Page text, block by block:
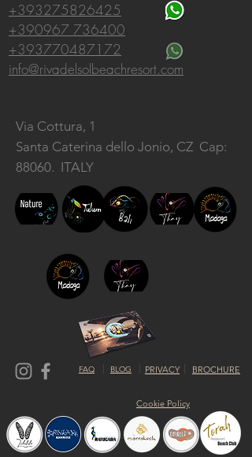
+393275826425
+390967 736400
+393770487172
info@rivadelsolbeachresort.com
Via Cottura, 1
Santa Caterina dello Jonio, CZ Cap:
88060. ITALY
FAQ BLOG PRIVACY BROCHURE
Cookie Policy